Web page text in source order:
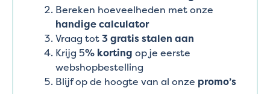
Bereken hoeveelheden met onze
handige calculator
Vraag tot3 gratis stalen aan
Krijg 5% korting op je eerste
webshopbestelling
Blijf op de hoogte van al onze promo’s